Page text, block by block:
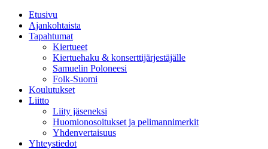
Etusivu
Ajankohtaista
Tapahtumat
Kiertueet
Kiertuehaku & konserttijärjestäjälle
Samuelin Poloneesi
Folk-Suomi
Koulutukset
Liitto
Liity jäseneksi
Huomionosoitukset ja pelimannimerkit
Yhdenvertaisuus
Yhteystiedot